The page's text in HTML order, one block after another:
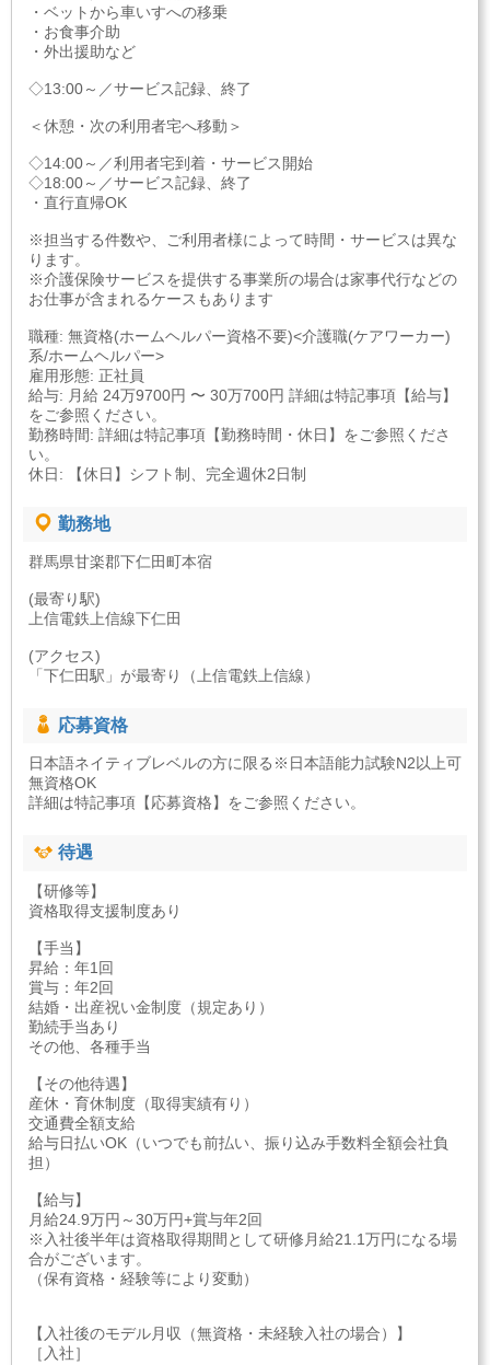
・ベットから車いすへの移乗
・お食事介助
・外出援助など
◇13:00～／サービス記録、終了
＜休憩・次の利用者宅へ移動＞
◇14:00～／利用者宅到着・サービス開始
◇18:00～／サービス記録、終了
・直行直帰OK
※担当する件数や、ご利用者様によって時間・サービスは異な
ります。
※介護保険サービスを提供する事業所の場合は家事代行などの
お仕事が含まれるケースもあります
職種: 無資格(ホームヘルパー資格不要)<介護職(ケアワーカー)
系/ホームヘルパー>
雇用形態: 正社員
給与: 月給 24万9700円 〜 30万700円 詳細は特記事項【給与】
をご参照ください。
勤務時間: 詳細は特記事項【勤務時間・休日】をご参照くださ
い。
休日: 【休日】シフト制、完全週休2日制
勤務地
群馬県甘楽郡下仁田町本宿
(最寄り駅)
上信電鉄上信線下仁田
(アクセス)
「下仁田駅」が最寄り（上信電鉄上信線）
応募資格
日本語ネイティブレベルの方に限る※日本語能力試験N2以上可
無資格OK
詳細は特記事項【応募資格】をご参照ください。
待遇
【研修等】
資格取得支援制度あり
【手当】
昇給：年1回
賞与：年2回
結婚・出産祝い金制度（規定あり）
勤続手当あり
その他、各種手当
【その他待遇】
産休・育休制度（取得実績有り）
交通費全額支給
給与日払いOK（いつでも前払い、振り込み手数料全額会社負
担）
【給与】
月給24.9万円～30万円+賞与年2回
※入社後半年は資格取得期間として研修月給21.1万円になる場
合がございます。
（保有資格・経験等により変動）
【入社後のモデル月収（無資格・未経験入社の場合）】
［入社］